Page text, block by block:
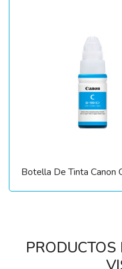
Botella De Tinta Canon
PRODUCTOS